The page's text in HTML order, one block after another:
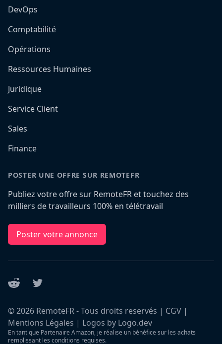
DevOps
Comptabilité
Opérations
Ressources Humaines
Juridique
Service Client
Sales
Finance
POSTER UNE OFFRE SUR REMOTEFR
Publiez votre offre sur RemoteFR et touchez des
milliers de travailleurs 100% en télétravail
Poster votre annonce
Reddit Twitter
©2026 RemoteFR - Tous droits reservés | CGV |
Mentions Légales | Logos by Logo.dev
En tant que Partenaire Amazon, je réalise un bénéfice sur les achats
remplissant les conditions requises.